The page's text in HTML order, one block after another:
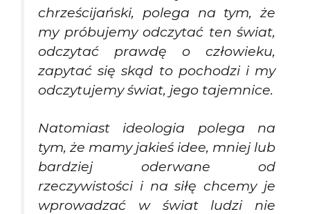
chrześcijański, polega na tym, że
my próbujemy odczytać ten świat,
odczytać prawdę o człowieku,
zapytać się skąd to pochodzi i my
odczytujemy świat, jego tajemnice.
Natomiast ideologia polega na
tym, że mamy jakieś idee, mniej lub
bardziej oderwane od
rzeczywistości i na siłę chcemy je
wprowadzać w świat ludzi nie